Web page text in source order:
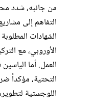
من جانبه، شدد
التفاهم إلى
الشهادات
الأوروبي، مع
العمل. أما
التحتية، مؤكداً
اللوجستية